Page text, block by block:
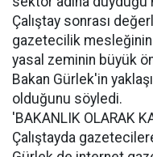
Çalıştay sonrası
gazetecilik
yasal zeminin büyük
Bakan Gürlek'in
olduğunu söyledi.
'BAKANLIK OLARAK
Çalıştayda